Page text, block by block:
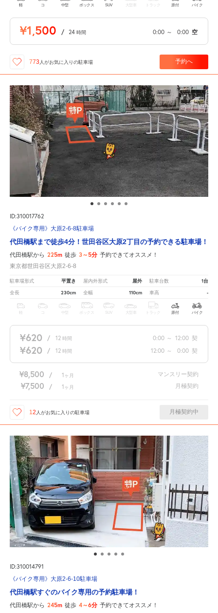
軽 コ 中型 ボックス SUV 大型車 トラック 原付 バイク
¥1,500 / 24 時間 0:00 ～ 0:00 空
773 人がお気に入りの駐車場 予約へ
ID:310017762
《バイク専用》大原2-6-8駐車場
代田橋駅まで徒歩4分！世田谷区大原2丁目の予約できる駐車場！
代田橋駅から 225m 徒歩 3～5分 予約できてオススメ！
東京都世田谷区大原2-6-8
駐車場形式 平置き 屋内外形式 屋外 駐車台数 1台
全長 230cm 全幅 110cm 車高 -
軽 中型 ボックス SUV 大型車 トラック 原付 バイク
¥620 / 12 時間 0:00 ～ 12:00 契
¥620 / 12 時間 12:00 ～ 0:00 契
¥8,500 / 1 ヶ月 マンスリー契約
¥7,500 / 1 ヶ月 月極契約
12 人がお気に入りの駐車場 月極契約中
ID:310014791
《バイク専用》大原2-6-10駐車場
代田橋駅すぐのバイク専用の予約駐車場！
代田橋駅から 245m 徒歩 4～6分 予約できてオススメ！